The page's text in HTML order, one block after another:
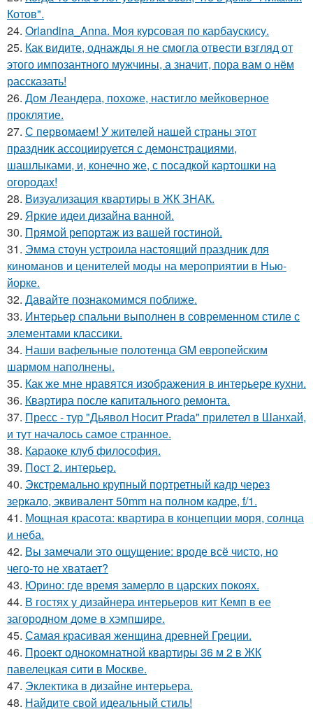
Котов".
24. Orlandina_Anna. Моя курсовая по карбаускису.
25. Как видите, однажды я не смогла отвести взгляд от
этого импозантного мужчины, а значит, пора вам о нём
рассказать!
26. Дом Леандера, похоже, настигло мейковерное
проклятие.
27. С первомаем! У жителей нашей страны этот
праздник ассоциируется с демонстрациями,
шашлыками, и, конечно же, с посадкой картошки на
огородах!
28. Визуализация квартиры в ЖК ЗНАК.
29. Яркие идеи дизайна ванной.
30. Прямой репортаж из вашей гостиной.
31. Эмма стоун устроила настоящий праздник для
киноманов и ценителей моды на мероприятии в Нью-
йорке.
32. Давайте познакомимся поближе.
33. Интерьер спальни выполнен в современном стиле с
элементами классики.
34. Наши вафельные полотенца GM европейским
шармом наполнены.
35. Как же мне нравятся изображения в интерьере кухни.
36. Квартира после капитального ремонта.
37. Пресс - тур "Дьявол Носит Prada" прилетел в Шанхай,
и тут началось самое странное.
38. Караоке клуб философия.
39. Пост 2. интерьер.
40. Экстремально крупный портретный кадр через
зеркало, эквивалент 50mm на полном кадре, f/1.
41. Мощная красота: квартира в концепции моря, солнца
и неба.
42. Вы замечали это ощущение: вроде всё чисто, но
чего-то не хватает?
43. Юрино: где время замерло в царских покоях.
44. В гостях у дизайнера интерьеров кит Кемп в ее
загородном доме в хэмпшире.
45. Самая красивая женщина древней Греции.
46. Проект однокомнатной квартиры 36 м 2 в ЖК
павелецкая сити в Москве.
47. Эклектика в дизайне интерьера.
48. Найдите свой идеальный стиль!